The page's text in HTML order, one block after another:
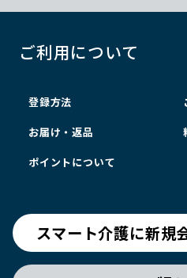
ご利用について
登録方法
お届け・返品
ポイントについて
スマート介護に新規